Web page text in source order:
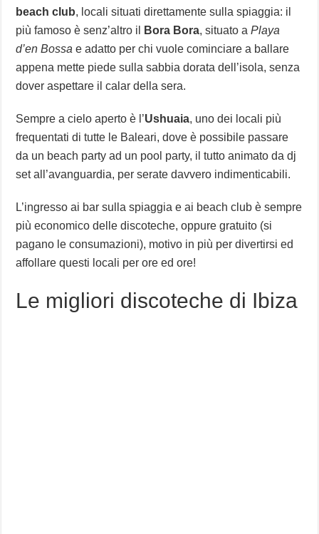
beach club, locali situati direttamente sulla spiaggia: il
più famoso è senz’altro il
Bora Bora, situato aPlaya
d’en Bossa e adatto per chi vuole cominciare a ballare
appena mette piede sulla sabbia dorata dell’isola, senza
dover aspettare il calar della sera.
Sempre a cielo aperto è l’Ushuaia, uno dei locali più
frequentati di tutte le Baleari, dove è possibile passare
da un beach party ad un pool party, il tutto animato da dj
set all’avanguardia, per serate davvero indimenticabili.
L’ingresso ai bar sulla spiaggia e ai beach club è sempre
più economico delle discoteche, oppure gratuito (si
pagano le consumazioni), motivo in più per divertirsi ed
affollare questi locali per ore ed ore!
Le migliori discoteche di Ibiza